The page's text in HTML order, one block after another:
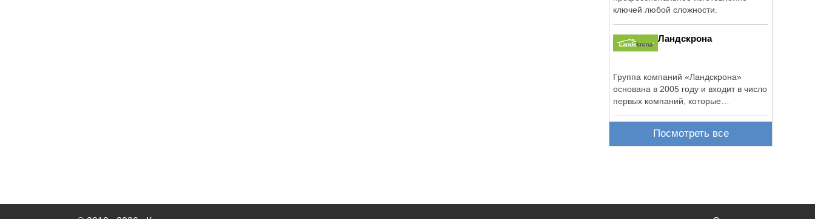
ключей любой сложности.
Ландскрона
Группа компаний «Ландскрона»
основана в 2005 году и входит в число
первых компаний, которые
Посмотреть все